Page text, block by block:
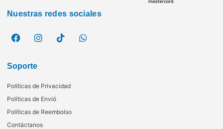
Nuestras redes sociales
Soporte
Políticas de Privacidad
Políticas de Envió
Políticas de Reembolso
Contáctanos